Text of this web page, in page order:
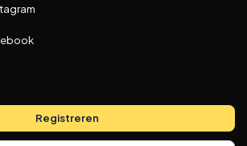
Registreren